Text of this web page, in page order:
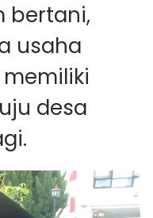
bertani,
usaha
desa